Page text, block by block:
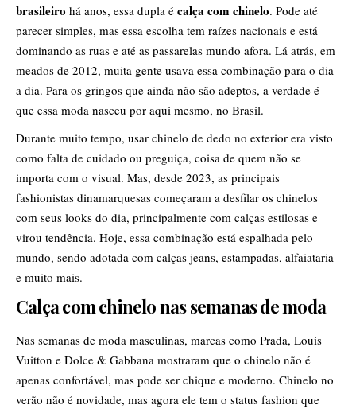
brasileiro há anos, essa dupla é calça com chinelo. Pode até
parecer simples, mas essa escolha tem raízes nacionais e está
dominando as ruas e até as passarelas mundo afora. Lá atrás, em
meados de 2012, muita gente usava essa combinação para o dia
a dia. Para os gringos que ainda não são adeptos, a verdade é
que essa moda nasceu por aqui mesmo, no Brasil.
Durante muito tempo, usar chinelo de dedo no exterior era visto
como falta de cuidado ou preguiça, coisa de quem não se
importa com o visual. Mas, desde 2023, as principais
fashionistas dinamarquesas começaram a desfilar os chinelos
com seus looks do dia, principalmente com calças estilosas e
virou tendência. Hoje, essa combinação está espalhada pelo
mundo, sendo adotada com calças jeans, estampadas, alfaiataria
e muito mais.
Calça com chinelo nas semanas de moda
Nas semanas de moda masculinas, marcas como Prada, Louis
Vuitton e Dolce & Gabbana mostraram que o chinelo não é
apenas confortável, mas pode ser chique e moderno. Chinelo no
verão não é novidade, mas agora ele tem o status fashion que